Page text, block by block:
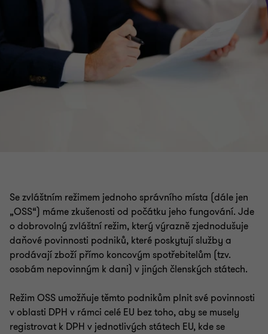
Se zvláštním režimem jednoho správního místa (dále jen
„OSS“) máme zkušenosti od počátku jeho fungování. Jde
o dobrovolný zvláštní režim, který výrazně zjednodušuje
daňové povinnosti podniků, které poskytují služby a
prodávají zboží přímo koncovým spotřebitelům (tzv.
osobám nepovinným k dani) v jiných členských státech.
Režim OSS umožňuje těmto podnikům plnit své povinnosti
v oblasti DPH v rámci celé EU bez toho, aby se musely
registrovat k DPH v jednotlivých státech EU, kde se